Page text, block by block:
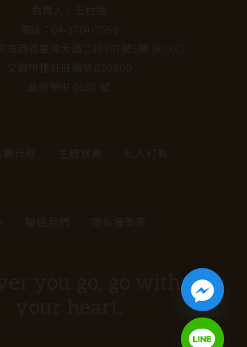
負責人：王村煌
電話：04-3704-7556
市西區臺灣大道二段307號5樓 (R.O.C)
交觀甲種註冊編號 859900
品保甲中 0588 號
薦行程 主題旅遊 私人訂製
聯絡我們
隱私權政策
you go, go with all